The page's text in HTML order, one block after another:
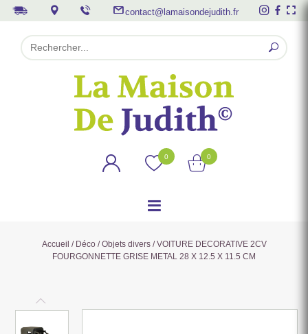
contact@lamaisondejudith.fr
0 0
Accueil / Déco/Objets divers/ VOITURE DECORATIVE 2CV
FOURGONNETTE GRISE METAL 28 X 12.5 X 11.5 CM